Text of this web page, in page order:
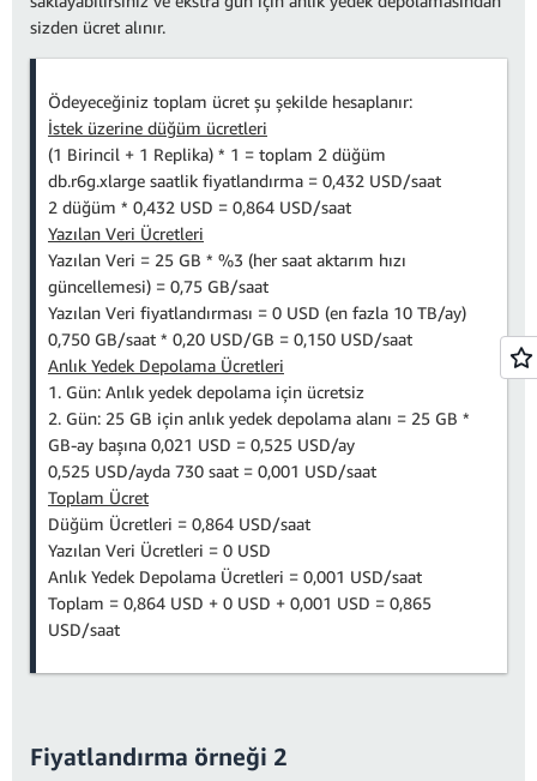
sizden ücret alınır.
Ödeyeceğiniz toplam ücret şu şekilde hesaplanır:
İstek üzerine düğüm ücretleri
(1 Birincil + 1 Replika) * 1 = toplam 2 düğüm
db.r6g.xlarge saatlik fiyatlandırma = 0,432 USD/saat
2 düğüm * 0,432 USD = 0,864 USD/saat
Yazılan Veri Ücretleri
Yazılan Veri = 25 GB * %3 (her saat aktarım hızı
güncellemesi) = 0,75 GB/saat
Yazılan Veri fiyatlandırması = 0 USD (en fazla 10 TB/ay)
0,750 GB/saat * 0,20 USD/GB = 0,150 USD/saat
Anlık Yedek Depolama Ücretleri
1. Gün: Anlık yedek depolama için ücretsiz
2. Gün: 25 GB için anlık yedek depolama alanı = 25 GB *
GB-ay başına 0,021 USD = 0,525 USD/ay
0,525 USD/ayda 730 saat = 0,001 USD/saat
Toplam Ücret
Düğüm Ücretleri = 0,864 USD/saat
Yazılan Veri Ücretleri = 0 USD
Anlık Yedek Depolama Ücretleri = 0,001 USD/saat
Toplam = 0,864 USD + 0 USD + 0,001 USD = 0,865
USD/saat
Fiyatlandırma örneği 2